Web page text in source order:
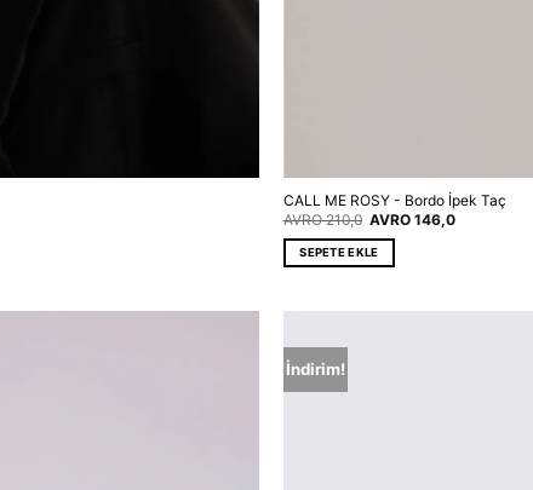
CALL ME ROSY - Bordo İpek Taç
AVRO210,0 Orijinal
EUR 210,0.
AVRO 146,0Şu
SEPETE EKLE
İndirim!